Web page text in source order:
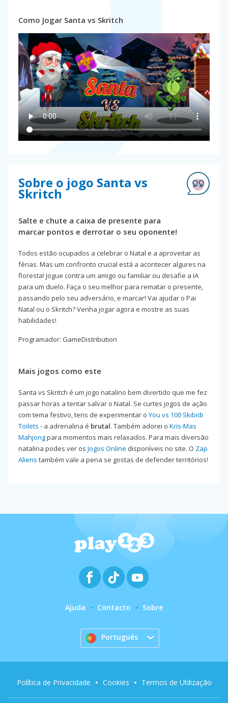
Como Jogar Santa vs Skritch
Sobre o jogo Santa vs
Skritch
Salte e chute a caixa de presente para
marcar pontos e derrotar o seu oponente!
Todos estão ocupados a celebrar o Natal e a aproveitar as
férias. Mas um confronto crucial está a acontecer algures na
floresta! Jogue contra um amigo ou familiar ou desafie a IA
para um duelo. Faça o seu melhor para rematar o presente,
passando pelo seu adversário, e marcar! Vai ajudar o Pai
Natal ou o Skritch? Venha jogar agora e mostre as suas
habilidades!
Programador: GameDistribution
Mais jogos como este
Santa vs Skritch é um jogo natalino bem divertido que me fez
passar horas a tentar salvar o Natal. Se curtes jogos de ação
com tema festivo, tens de experimentar o You vs 100 Skibidi
Toilets - a adrenalina é brutal. Também adorei o Kris-Mas
Mahjongpara momentos mais relaxados. Para mais diversão
natalina podes ver os Jogos Online disponíveis no site. O Zap
Aliens também vale a pena se gostas de defender territórios!
Ajuda Contacto Sobre
Português
Política de Privacidade Cookies Termos de Utilização